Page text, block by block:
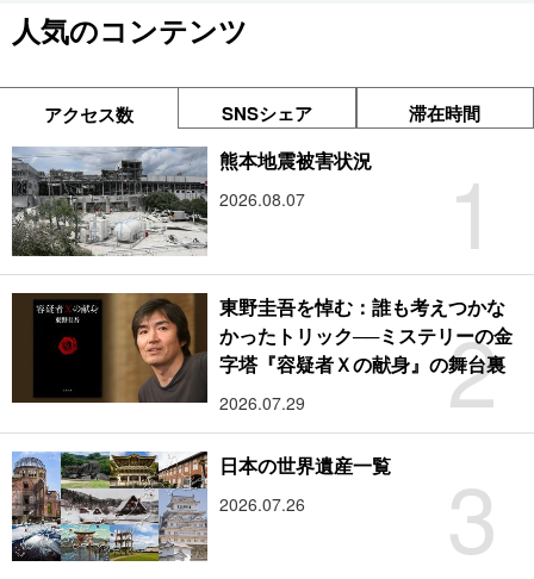
人気のコンテンツ
アクセス数 SNSシェア 滞在時間
1
熊本地震被害状況
2026.08.07
2
東野圭吾を悼む：誰も考えつかな
かったトリック──ミステリーの金
字塔『容疑者Ｘの献身』の舞台裏
2026.07.29
3
日本の世界遺産一覧
2026.07.26